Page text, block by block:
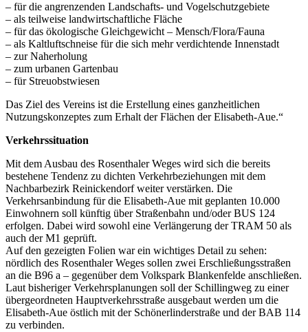
– für die angrenzenden Landschafts- und Vogelschutzgebiete
– als teilweise landwirtschaftliche Fläche
– für das ökologische Gleichgewicht – Mensch/Flora/Fauna
– als Kaltluftschneise für die sich mehr verdichtende Innenstadt
– zur Naherholung
– zum urbanen Gartenbau
– für Streuobstwiesen
Das Ziel des Vereins ist die Erstellung eines ganzheitlichen
Nutzungskonzeptes zum Erhalt der Flächen der Elisabeth-Aue.“
Verkehrssituation
Mit dem Ausbau des Rosenthaler Weges wird sich die bereits
bestehene Tendenz zu dichten Verkehrbeziehungen mit dem
Nachbarbezirk Reinickendorf weiter verstärken. Die
Verkehrsanbindung für die Elisabeth-Aue mit geplanten 10.000
Einwohnern soll künftig über Straßenbahn und/oder BUS 124
erfolgen. Dabei wird sowohl eine Verlängerung der TRAM 50 als
auch der M1 geprüft.
Auf den gezeigten Folien war ein wichtiges Detail zu sehen:
nördlich des Rosenthaler Weges sollen zwei Erschließungsstraßen
an die B96 a – gegenüber dem Volkspark Blankenfelde anschließen.
Laut bisheriger Verkehrsplanungen soll der Schillingweg zu einer
übergeordneten Hauptverkehrsstraße ausgebaut werden um die
Elisabeth-Aue östlich mit der Schönerlinderstraße und der BAB 114
zu verbinden.